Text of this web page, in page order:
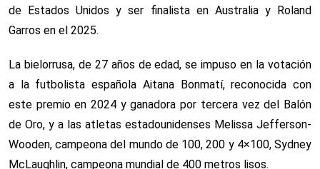
de Estados Unidos y ser finalista en Australia y Roland
Garros en el 2025.
La bielorrusa, de 27 años de edad, se impuso en la votación
a la futbolista española Aitana Bonmatí, reconocida con
este premio en 2024 y ganadora por tercera vez del Balón
de Oro, y a las atletas estadounidenses Melissa Jefferson-
Wooden, campeona del mundo de 100, 200 y 4×100, Sydney
McLaughlin, campeona mundial de 400 metros lisos.